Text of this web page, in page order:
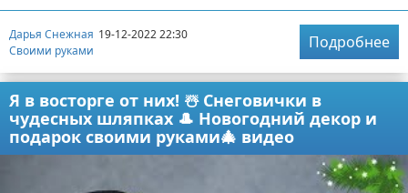
Дарья Снежная 19-12-2022 22:30
Своими руками
Подробнее
Я в восторге от них! ☃️ Снеговички в
чудесных шляпках 🎩 Новогодний декор и
подарок своими руками🎄 видео